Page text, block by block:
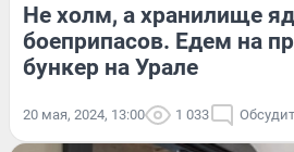
Не холм, а хранилище
боеприпасов. Едем на
бункер на Урале
20 мая, 2024, 13:00 1 033